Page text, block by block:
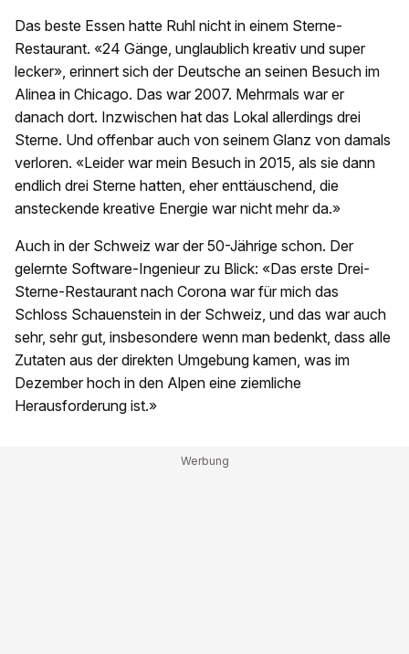
Das beste Essen hatte Ruhl nicht in einem Sterne-
Restaurant. «24 Gänge, unglaublich kreativ und super
lecker», erinnert sich der Deutsche an seinen Besuch im
Alinea in Chicago. Das war 2007. Mehrmals war er
danach dort. Inzwischen hat das Lokal allerdings drei
Sterne. Und offenbar auch von seinem Glanz von damals
verloren. «Leider war mein Besuch in 2015, als sie dann
endlich drei Sterne hatten, eher enttäuschend, die
ansteckende kreative Energie war nicht mehr da.»
Auch in der Schweiz war der 50-Jährige schon. Der
gelernte Software-Ingenieur zu Blick: «Das erste Drei-
Sterne-Restaurant nach Corona war für mich das
Schloss Schauenstein in der Schweiz, und das war auch
sehr, sehr gut, insbesondere wenn man bedenkt, dass alle
Zutaten aus der direkten Umgebung kamen, was im
Dezember hoch in den Alpen eine ziemliche
Herausforderung ist.»